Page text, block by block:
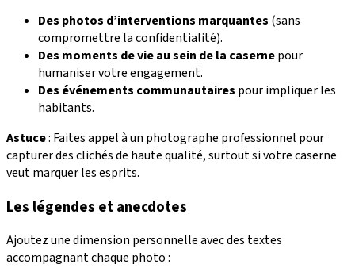
Des photos d’interventions marquantes (sans
compromettre la confidentialité).
Des moments de vie au sein de la casernepour
humaniser votre engagement.
Des événements communautaires pour impliquer les
habitants.
Astuce: Faites appel à un photographe professionnel pour
capturer des clichés de haute qualité, surtout si votre caserne
veut marquer les esprits.
Les légendes et anecdotes
Ajoutez une dimension personnelle avec des textes
accompagnant chaque photo :